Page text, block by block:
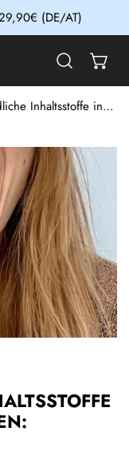
(DE/AT)
SLS – Schädliche Inhaltsstoffe in Zahnpasten: